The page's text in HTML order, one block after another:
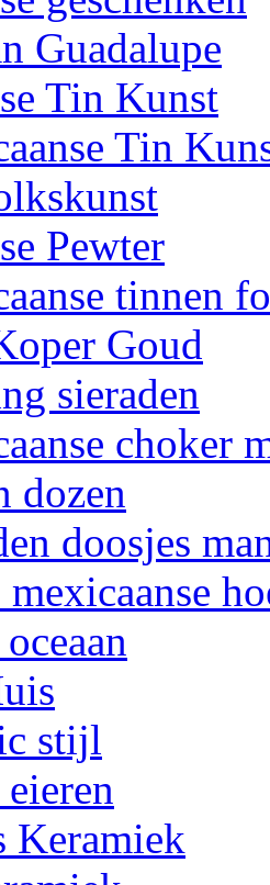
Guadalupe
Tin Kunst
Tin
Pewter
tinnen
Goud
sieraden
choker
dozen
doosjes
stijl
Keramiek